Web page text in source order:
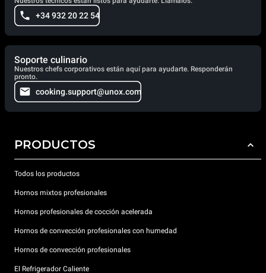
+34 932 20 22 54
Soporte culinario
Nuestros chefs corporativos están aquí para ayudarte. Responderán
pronto.
cooking.support@unox.com
PRODUCTOS
Todos los productos
Hornos mixtos profesionales
Hornos profesionales de cocción acelerada
Hornos de convección profesionales con humedad
Hornos de convección profesionales
El Refrigerador Caliente